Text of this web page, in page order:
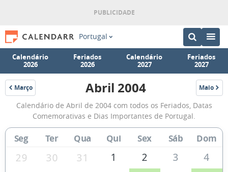
Portugal
Calendário
2026
Feriados
2026
Calendário
2027
Feriados
2027
Março
2004
Calendário
de
Abril
de
Abril 2004 Maio
2004
Calendário de Abril de 2004 com todos os Feriados, Datas
Comemorativas e Dias Importantes de Portugal.
Seg Ter Qua Qui Sex Sáb Dom
29 30 31 1 2 3
4